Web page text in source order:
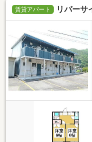
賃貸アパート リバーサ